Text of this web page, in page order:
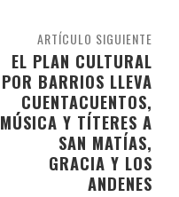
ARTÍCULO SIGUIENTE
EL PLAN CULTURAL
POR BARRIOS LLEVA
CUENTACUENTOS,
MÚSICA Y TÍTERES A
SAN MATÍAS,
GRACIA Y LOS
ANDENES